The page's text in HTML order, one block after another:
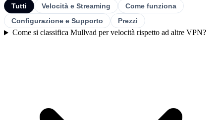
Tutti Velocità e Streaming
Come funziona
Configurazione e Supporto
Prezzi
Come si classifica Mullvad per velocità rispetto ad altre VPN?